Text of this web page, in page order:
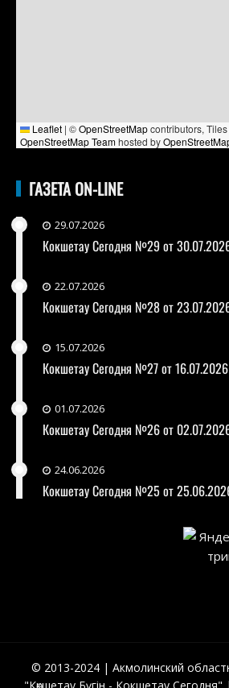
Leaflet | ©OpenStreetMapcontributors,
OpenStreetMap Teamhosted by
ГАЗЕТА ON-LINE
29.07.2026
Кокшетау Сегодня №29 от
22.07.2026
Кокшетау Сегодня №28 от
15.07.2026
Кокшетау Сегодня №27 от 16.07.2026
01.07.2026
Кокшетау Сегодня №26 от
24.06.2026
Кокшетау Сегодня №25 от
© 2013-2024 | Акмолинский